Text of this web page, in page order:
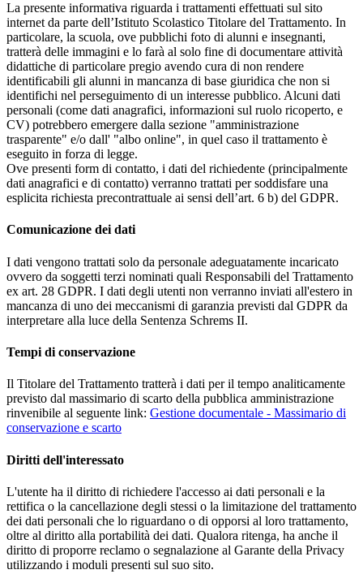
La presente informativa riguarda i trattamenti effettuati sul sito
internet da parte dell’Istituto Scolastico Titolare del Trattamento. In
particolare, la scuola, ove pubblichi foto di alunni e insegnanti,
tratterà delle immagini e lo farà al solo fine di documentare attività
didattiche di particolare pregio avendo cura di non rendere
identificabili gli alunni in mancanza di base giuridica che non si
identifichi nel perseguimento di un interesse pubblico. Alcuni dati
personali (come dati anagrafici, informazioni sul ruolo ricoperto, e
CV) potrebbero emergere dalla sezione "amministrazione
trasparente" e/o dall' "albo online", in quel caso il trattamento è
eseguito in forza di legge.
Ove presenti form di contatto, i dati del richiedente (principalmente
dati anagrafici e di contatto) verranno trattati per soddisfare una
esplicita richiesta precontrattuale ai sensi dell’art. 6 b) del GDPR.
Comunicazione dei dati
I dati vengono trattati solo da personale adeguatamente incaricato
ovvero da soggetti terzi nominati quali Responsabili del Trattamento
ex art. 28 GDPR. I dati degli utenti non verranno inviati all'estero in
mancanza di uno dei meccanismi di garanzia previsti dal GDPR da
interpretare alla luce della Sentenza Schrems II.
Tempi di conservazione
Il Titolare del Trattamento tratterà i dati per il tempo analiticamente
previsto dal massimario di scarto della pubblica amministrazione
rinvenibile al seguente link: Gestione documentale - Massimario di
conservazione e scarto
Diritti dell'interessato
L'utente ha il diritto di richiedere l'accesso ai dati personali e la
rettifica o la cancellazione degli stessi o la limitazione del trattamento
dei dati personali che lo riguardano o di opporsi al loro trattamento,
oltre al diritto alla portabilità dei dati. Qualora ritenga, ha anche il
diritto di proporre reclamo o segnalazione al Garante della Privacy
utilizzando i moduli presenti sul suo sito.